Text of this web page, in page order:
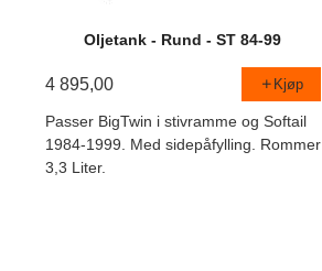
Oljetank - Rund - ST 84-99
4 895,00 Kjøp
Passer BigTwin i stivramme og Softail
1984-1999. Med sidepåfylling. Rommer
3,3 Liter.